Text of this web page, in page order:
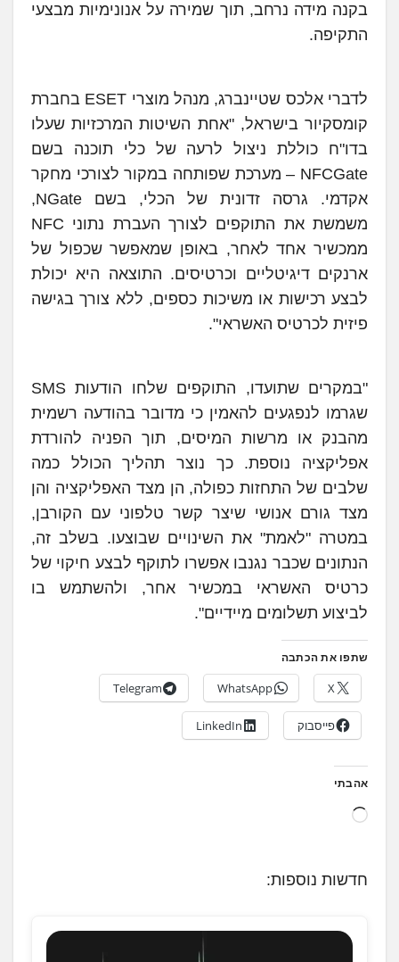
בקנה מידה נרחב, תוך שמירה על אנונימיות מבצעי
התקיפה.
לדברי אלכס שטיינברג, מנהל מוצרי ESET בחברת
קומסקיור בישראל, "אחת השיטות המרכזיות שעלו
בדו"ח כוללת ניצול לרעה של כלי תוכנה בשם
NFCGate – מערכת שפותחה במקור לצורכי מחקר
אקדמי. גרסה זדונית של הכלי, בשם NGate,
משמשת את התוקפים לצורך העברת נתוני NFC
ממכשיר אחד לאחר, באופן שמאפשר שכפול של
ארנקים דיגיטליים וכרטיסים. התוצאה היא יכולת
לבצע רכישות או משיכות כספים, ללא צורך בגישה
פיזית לכרטיס האשראי".
"במקרים שתועדו, התוקפים שלחו הודעות SMS
שגרמו לנפגעים להאמין כי מדובר בהודעה רשמית
מהבנק או מרשות המיסים, תוך הפניה להורדת
אפליקציה נוספת. כך נוצר תהליך הכולל כמה
שלבים של התחזות כפולה, הן מצד האפליקציה והן
מצד גורם אנושי שיצר קשר טלפוני עם הקורבן,
במטרה "לאמת" את השינויים שבוצעו. בשלב זה,
הנתונים שכבר נגנבו אפשרו לתוקף לבצע חיקוי של
כרטיס האשראי במכשיר אחר, ולהשתמש בו
לביצוע תשלומים מיידיים".
שתפו את הכתבה
X
WhatsApp
Telegram
פייסבוק LinkedIn
אהבתי
ט
.
חדשות נוספות: